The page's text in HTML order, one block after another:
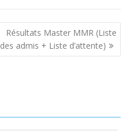
Résultats Master MMR (Liste
des admis + Liste d’attente)